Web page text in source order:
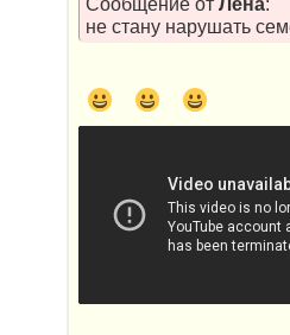
Сообщение от Лёна:
не стану нарушать